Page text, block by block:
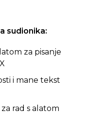
sudionika:
za pisanje
i mane tekst
rad s alatom